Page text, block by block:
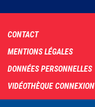
Footer
menu
CONTACT
MENTIONS LÉGALES
DONNÉES PERSONNELLES
VIDÉOTHÈQUE CONNEXION